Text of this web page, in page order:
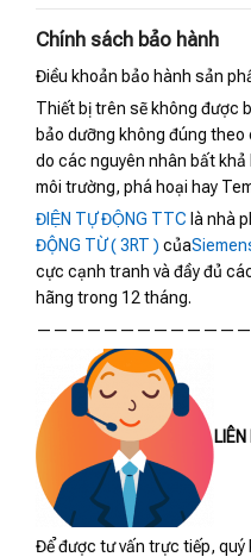
Chính sách bảo hành
Điều khoản bảo hành sản
Thiết bị trên sẽ không được
bảo dưỡng không đúng
do các nguyên nhân bất
môi trường, phá hoại hay
ĐIỆN TỰ ĐỘNG TTC là nhà
ĐỘNG TỪ ( 3RT ) của
cực cạnh tranh và đầy đủ
hãng trong 12 tháng.
LIÊN
Để được tư vấn trực tiếp, quý